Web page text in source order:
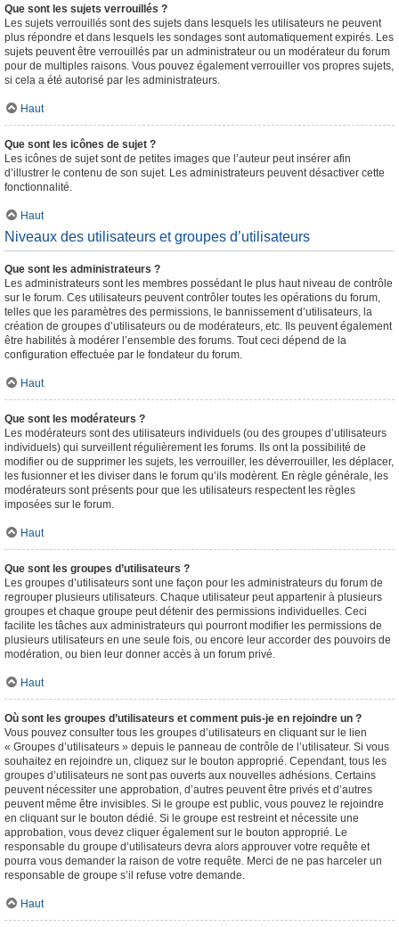
Que sont les sujets verrouillés ?
Les sujets verrouillés sont des sujets dans lesquels les utilisateurs ne peuvent
plus répondre et dans lesquels les sondages sont automatiquement expirés. Les
sujets peuvent être verrouillés par un administrateur ou un modérateur du forum
pour de multiples raisons. Vous pouvez également verrouiller vos propres sujets,
si cela a été autorisé par les administrateurs.
Haut
Que sont les icônes de sujet ?
Les icônes de sujet sont de petites images que l’auteur peut insérer afin
d’illustrer le contenu de son sujet. Les administrateurs peuvent désactiver cette
fonctionnalité.
Haut
Niveaux des utilisateurs et groupes d’utilisateurs
Que sont les administrateurs ?
Les administrateurs sont les membres possédant le plus haut niveau de contrôle
sur le forum. Ces utilisateurs peuvent contrôler toutes les opérations du forum,
telles que les paramètres des permissions, le bannissement d’utilisateurs, la
création de groupes d’utilisateurs ou de modérateurs, etc. Ils peuvent également
être habilités à modérer l’ensemble des forums. Tout ceci dépend de la
configuration effectuée par le fondateur du forum.
Haut
Que sont les modérateurs ?
Les modérateurs sont des utilisateurs individuels (ou des groupes d’utilisateurs
individuels) qui surveillent régulièrement les forums. Ils ont la possibilité de
modifier ou de supprimer les sujets, les verrouiller, les déverrouiller, les déplacer,
les fusionner et les diviser dans le forum qu’ils modèrent. En règle générale, les
modérateurs sont présents pour que les utilisateurs respectent les règles
imposées sur le forum.
Haut
Que sont les groupes d’utilisateurs ?
Les groupes d’utilisateurs sont une façon pour les administrateurs du forum de
regrouper plusieurs utilisateurs. Chaque utilisateur peut appartenir à plusieurs
groupes et chaque groupe peut détenir des permissions individuelles. Ceci
facilite les tâches aux administrateurs qui pourront modifier les permissions de
plusieurs utilisateurs en une seule fois, ou encore leur accorder des pouvoirs de
modération, ou bien leur donner accès à un forum privé.
Haut
Où sont les groupes d’utilisateurs et comment puis-je en rejoindre un ?
Vous pouvez consulter tous les groupes d’utilisateurs en cliquant sur le lien
« Groupes d’utilisateurs » depuis le panneau de contrôle de l’utilisateur. Si vous
souhaitez en rejoindre un, cliquez sur le bouton approprié. Cependant, tous les
groupes d’utilisateurs ne sont pas ouverts aux nouvelles adhésions. Certains
peuvent nécessiter une approbation, d’autres peuvent être privés et d’autres
peuvent même être invisibles. Si le groupe est public, vous pouvez le rejoindre
en cliquant sur le bouton dédié. Si le groupe est restreint et nécessite une
approbation, vous devez cliquer également sur le bouton approprié. Le
responsable du groupe d’utilisateurs devra alors approuver votre requête et
pourra vous demander la raison de votre requête. Merci de ne pas harceler un
responsable de groupe s’il refuse votre demande.
Haut